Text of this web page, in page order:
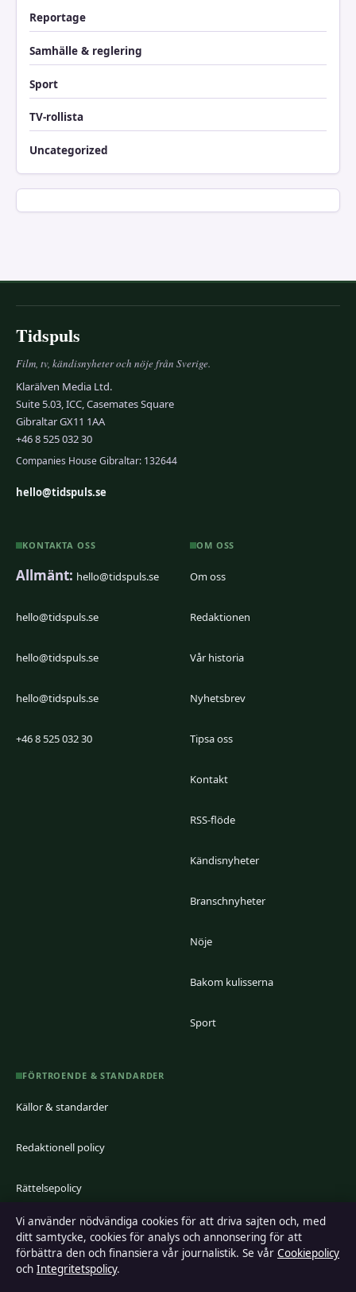
Reportage
Samhälle & reglering
Sport
TV-rollista
Uncategorized
Tidspuls
Film, tv, kändisnyheter och nöje från Sverige.
Klarälven Media Ltd.
Suite 5.03, ICC, Casemates Square
Gibraltar GX11 1AA
+46 8 525 032 30
Companies House Gibraltar: 132644
hello@tidspuls.se
KONTAKTA OSS
Allmänt: hello@tidspuls.se
hello@tidspuls.se
hello@tidspuls.se
hello@tidspuls.se
+46 8 525 032 30
OM OSS
Om oss
Redaktionen
Vår historia
Nyhetsbrev
Tipsa oss
Kontakt
RSS-flöde
Kändisnyheter
Branschnyheter
Nöje
Bakom kulisserna
Sport
FÖRTROENDE & STANDARDER
Källor & standarder
Redaktionell policy
Rättelsepolicy
Faktagranskningspolicy
Ägande & finansiering
Vi använder nödvändiga cookies för att driva sajten och, med
ditt samtycke, cookies för analys och annonsering för att
förbättra den och finansiera vår journalistik. Se vår Cookiepolicy
och Integritetspolicy.